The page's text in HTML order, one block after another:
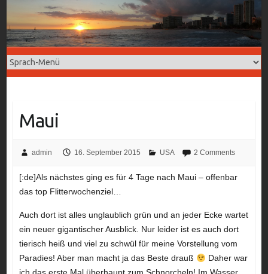
Maui
admin 16. September 2015 USA 2 Comments
[:de]Als nächstes ging es für 4 Tage nach Maui – offenbar
das top Flitterwochenziel…
Auch dort ist alles unglaublich grün und an jeder Ecke wartet
ein neuer gigantischer Ausblick. Nur leider ist es auch dort
tierisch heiß und viel zu schwül für meine Vorstellung vom
Paradies! Aber man macht ja das Beste drauß
Daher war